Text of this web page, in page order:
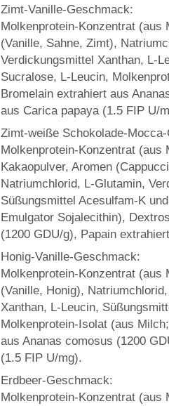
Zimt-Vanille-Geschmack:
Molkenprotein-Konzentrat (aus
(Vanille, Sahne, Zimt),
Verdickungsmittel Xanthan, L-
Sucralose, L-Leucin,
Bromelain extrahiert aus
aus Carica papaya (1.5 FIP U/
Zimt-weiße Schokolade-
Molkenprotein-Konzentrat (aus
Kakaopulver, Aromen
Natriumchlorid, L-Glutamin,
Süßungsmittel Acesulfam-K
Emulgator Sojalecithin),
(1200 GDU/g), Papain
Honig-Vanille-Geschmack:
Molkenprotein-Konzentrat (aus
(Vanille, Honig),
Xanthan, L-Leucin,
Molkenprotein-Isolat (aus
aus Ananas comosus (1200
(1.5 FIP U/mg).
Erdbeer-Geschmack:
Molkenprotein-Konzentrat (aus